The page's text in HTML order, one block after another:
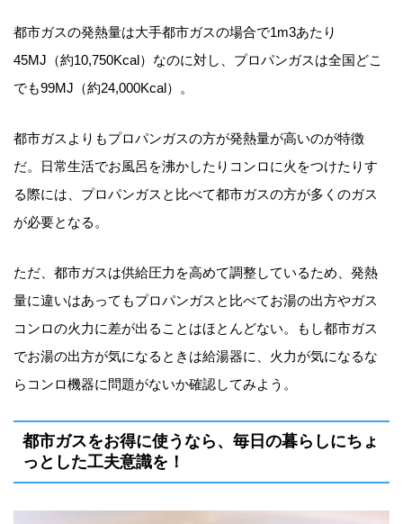
都市ガスの発熱量は大手都市ガスの場合で1m3あたり
45MJ（約10,750Kcal）なのに対し、プロパンガスは全国どこ
でも99MJ（約24,000Kcal）。
都市ガスよりもプロパンガスの方が発熱量が高いのが特徴
だ。日常生活でお風呂を沸かしたりコンロに火をつけたりす
る際には、プロパンガスと比べて都市ガスの方が多くのガス
が必要となる。
ただ、都市ガスは供給圧力を高めて調整しているため、発熱
量に違いはあってもプロパンガスと比べてお湯の出方やガス
コンロの火力に差が出ることはほとんどない。もし都市ガス
でお湯の出方が気になるときは給湯器に、火力が気になるな
らコンロ機器に問題がないか確認してみよう。
都市ガスをお得に使うなら、毎日の暮らしにちょ
っとした工夫意識を！